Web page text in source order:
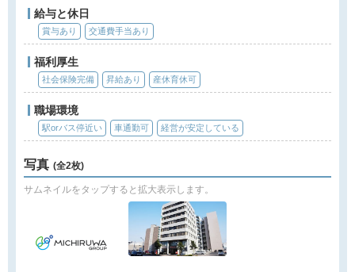
給与と休日
賞与あり 交通費手当あり
福利厚生
社会保険完備 昇給あり 産休育休可
職場環境
駅orバス停近い 車通勤可 経営が安定している
写真 (全2枚)
サムネイルをタップすると拡大表示します。